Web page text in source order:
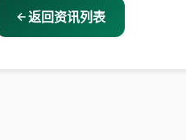
返回资讯列表